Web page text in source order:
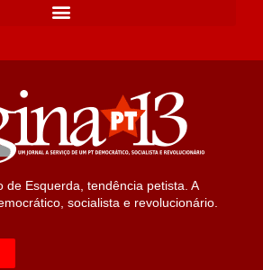
de Esquerda, tendência petista. A
socialista e revolucionário.